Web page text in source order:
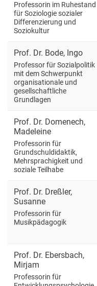
Professorin im Ruhestand
für Soziologie sozialer
Differenzierung und
Soziokultur
Prof. Dr. Bode, Ingo
Professor für Sozialpolitik
mit dem Schwerpunkt
organisationale und
gesellschaftliche
Grundlagen
Prof. Dr. Domenech,
Madeleine
Professorin für
Grundschuldidaktik,
Mehrsprachigkeit und
soziale Teilhabe
Prof. Dr. Dreßler,
Susanne
Professorin für
Musikpädagogik
Prof. Dr. Ebersbach,
Mirjam
Professorin für